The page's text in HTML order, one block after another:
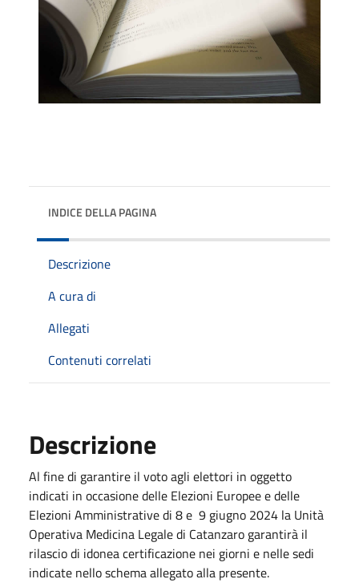
INDICE DELLA PAGINA
Descrizione
A cura di
Allegati
Contenuti correlati
Descrizione
Al fine di garantire il voto agli elettori in oggetto
indicati in occasione delle Elezioni Europee e delle
Elezioni Amministrative di 8 e 9 giugno 2024 la Unità
Operativa Medicina Legale di Catanzaro garantirà il
rilascio di idonea certificazione nei giorni e nelle sedi
indicate nello schema allegato alla presente.